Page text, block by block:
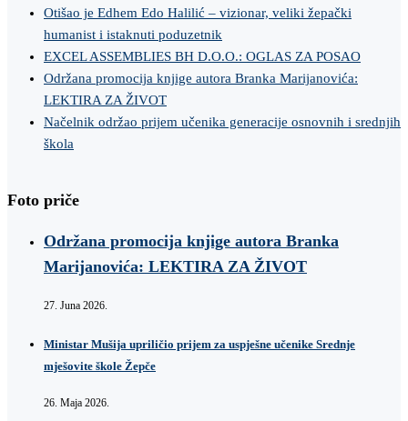
Otišao je Edhem Edo Halilić – vizionar, veliki žepački
humanist i istaknuti poduzetnik
EXCEL ASSEMBLIES BH D.O.O.: OGLAS ZA POSAO
Održana promocija knjige autora Branka Marijanovića:
LEKTIRA ZA ŽIVOT
Načelnik održao prijem učenika generacije osnovnih i srednjih
škola
Foto priče
Održana promocija knjige autora Branka
Marijanovića: LEKTIRA ZA ŽIVOT
27. Juna 2026.
Ministar Mušija upriličio prijem za uspješne učenike Srednje
mješovite škole Žepče
26. Maja 2026.